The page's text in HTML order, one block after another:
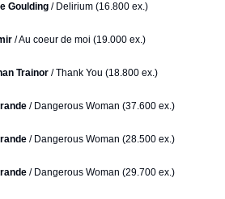
Goulding / Delirium (16.800 ex.)
/ Au coeur de moi (19.000 ex.)
Trainor/ Thank You (18.800 ex.)
/ Dangerous Woman (37.600 ex.)
/ Dangerous Woman (28.500 ex.)
/ Dangerous Woman (29.700 ex.)